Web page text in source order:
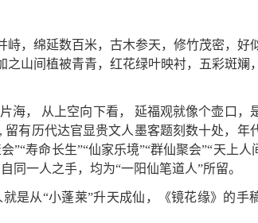
，绵延数百米，古木参天，修竹茂密，好
山间植被青青，红花绿叶映衬，五彩斑斓
海， 从上空向下看， 延福观就像个壶口，
有历代达官显贵文人墨客题刻数十处，年
寿命长生”“仙家乐境”“群仙聚会”“天上人
同一人之手，均为“一阳仙笔道人”所留。
是从“小蓬莱”升天成仙，《镜花缘》的手